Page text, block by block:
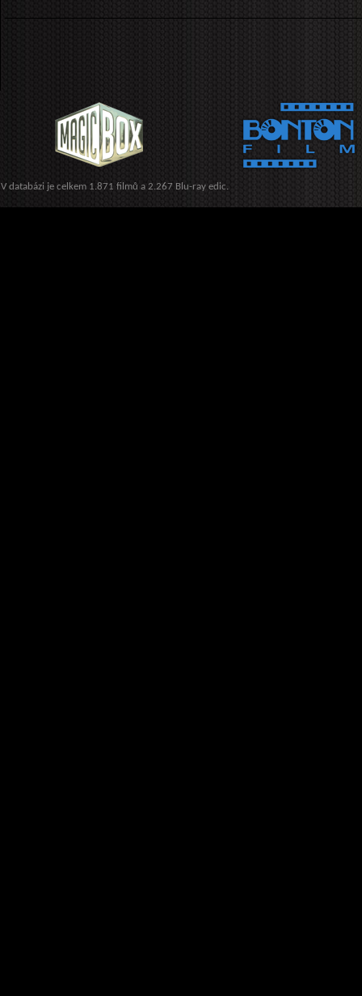
V databázi je celkem 1.871 filmů a 2.267 Blu-ray edic.